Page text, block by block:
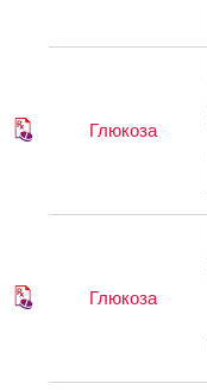
Глюкоза
Глюкоза